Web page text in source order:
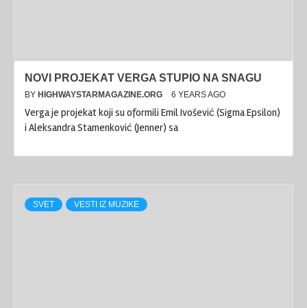
NOVI PROJEKAT VERGA STUPIO NA SNAGU
BY HIGHWAYSTARMAGAZINE.ORG 6 YEARS AGO
Verga je projekat koji su oformili Emil Ivošević (Sigma Epsilon)
i Aleksandra Stamenković (Jenner) sa
SVET VESTI IZ MUZIKE